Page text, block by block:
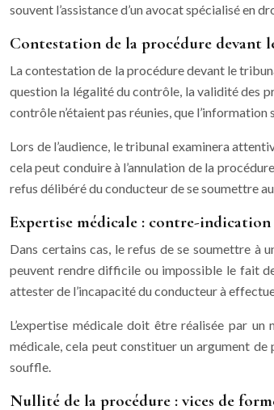
souvent l’assistance d’un avocat spécialisé en
Contestation de la procédure
La contestation de la procédure devant le
question la légalité du contrôle, la validité des
contrôle n’étaient pas réunies, que l’information
Lors de l’audience, le tribunal examinera
cela peut conduire à l’annulation de la
refus délibéré du conducteur de se soumettre
Expertise médicale : contre-indication
Dans certains cas, le refus de se soumettre
peuvent rendre difficile ou impossible le fait
attester de l’incapacité du conducteur à
L’expertise médicale doit être réalisée par un
médicale, cela peut constituer un argument de
souffle.
Nullité de la procédure : vices de